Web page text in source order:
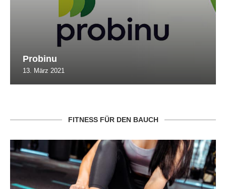
Probinu
13. März 2021
FITNESS FÜR DEN BAUCH